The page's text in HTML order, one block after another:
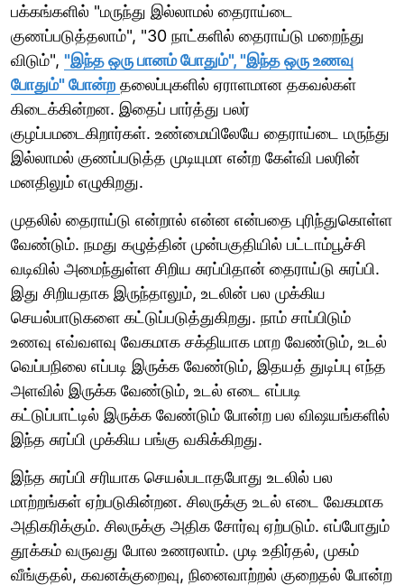
பக்கங்களில் "மருந்து இல்லாமல் தைராய்டை
குணப்படுத்தலாம்", "30 நாட்களில் தைராய்டு மறைந்து
விடும்", "இந்த ஒரு பானம் போதும்", "இந்த ஒரு உணவு
போதும்" போன்ற தலைப்புகளில் ஏராளமான தகவல்கள்
கிடைக்கின்றன. இதைப் பார்த்து பலர்
குழப்பமடைகிறார்கள். உண்மையிலேயே தைராய்டை மருந்து
இல்லாமல் குணப்படுத்த முடியுமா என்ற கேள்வி பலரின்
மனதிலும் எழுகிறது.
முதலில் தைராய்டு என்றால் என்ன என்பதை புரிந்துகொள்ள
வேண்டும். நமது கழுத்தின் முன்பகுதியில் பட்டாம்பூச்சி
வடிவில் அமைந்துள்ள சிறிய சுரப்பிதான் தைராய்டு சுரப்பி.
இது சிறியதாக இருந்தாலும், உடலின் பல முக்கிய
செயல்பாடுகளை கட்டுப்படுத்துகிறது. நாம் சாப்பிடும்
உணவு எவ்வளவு வேகமாக சக்தியாக மாற வேண்டும், உடல்
வெப்பநிலை எப்படி இருக்க வேண்டும், இதயத் துடிப்பு எந்த
அளவில் இருக்க வேண்டும், உடல் எடை எப்படி
கட்டுப்பாட்டில் இருக்க வேண்டும் போன்ற பல விஷயங்களில்
இந்த சுரப்பி முக்கிய பங்கு வகிக்கிறது.
இந்த சுரப்பி சரியாக செயல்படாதபோது உடலில் பல
மாற்றங்கள் ஏற்படுகின்றன. சிலருக்கு உடல் எடை வேகமாக
அதிகரிக்கும். சிலருக்கு அதிக சோர்வு ஏற்படும். எப்போதும்
தூக்கம் வருவது போல உணரலாம். முடி உதிர்தல், முகம்
வீங்குதல், கவனக்குறைவு, நினைவாற்றல் குறைதல் போன்ற